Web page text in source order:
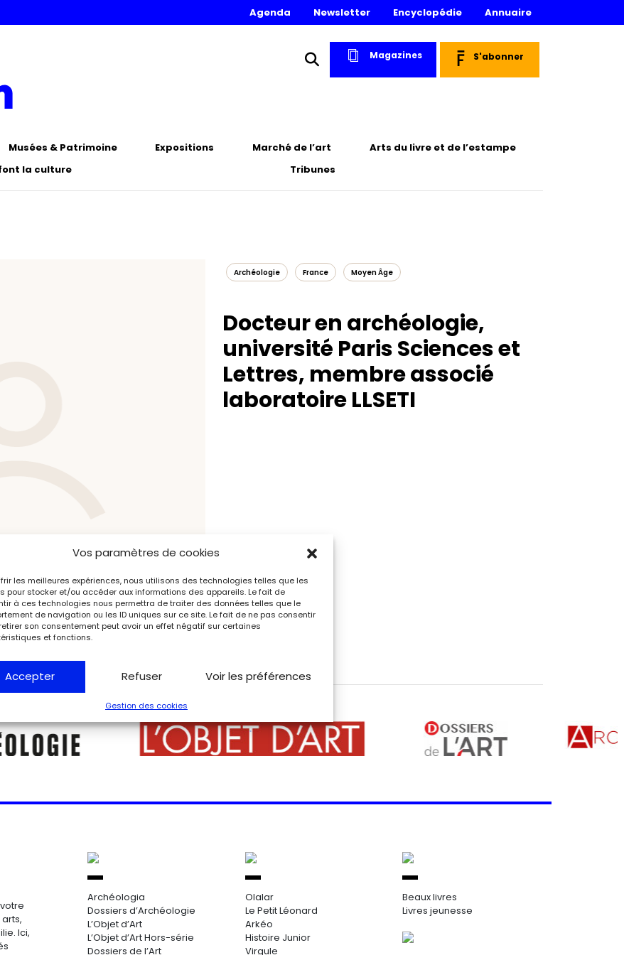
Vos paramètres de cookies
les meilleures expériences, nous utilisons des technologies telles que les
pour stocker et/ou accéder aux informations des appareils. Le fait de
à ces technologies nous permettra de traiter des données telles que le
de navigation ou les ID uniques sur ce site. Le fait de ne pas consentir
son consentement peut avoir un effet négatif sur certaines
et fonctions.
Accepter Refuser Voir les préférences
Gestion des cookies
Agenda Newsletter Encyclopédie Annuaire
Magazines S'abonner
Musées & Patrimoine Expositions Marché de l’art
Arts du livre et de l’estampe
la culture
Tribunes
Archéologie France Moyen Âge
Docteur en archéologie,
université Paris Sciences et
Lettres, membre associé
laboratoire LLSETI
Ici,
Archéologia
Dossiers d’Archéologie
L’Objet d’Art
L’Objet d’Art Hors-série
Dossiers de l’Art
Olalar
Le Petit Léonard
Arkéo
Histoire Junior
Virgule
Beaux livres
Livres jeunesse